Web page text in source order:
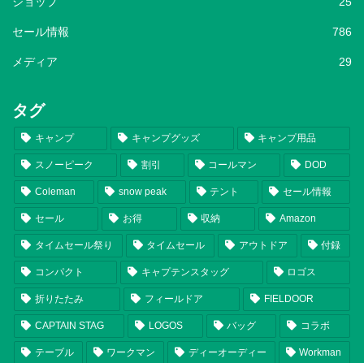
セール情報 786
メディア 29
タグ
キャンプ キャンプグッズ キャンプ用品
スノーピーク 割引 コールマン DOD
Coleman snow peak テント セール情報
セール お得 収納 Amazon
タイムセール祭り タイムセール アウトドア 付録
コンパクト キャプテンスタッグ ロゴス
折りたたみ フィールドア FIELDOOR
CAPTAIN STAG LOGOS バッグ コラボ
テーブル ワークマン ディーオーディー Workman